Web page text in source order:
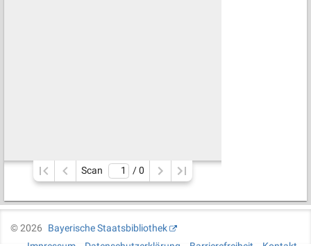
Scan / 0
©2026
Bayerische Staatsbibliothek